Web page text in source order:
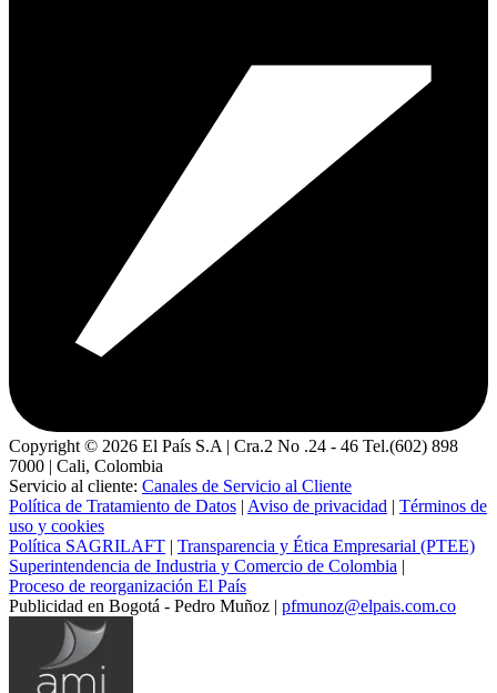
Copyright © 2026 El País S.A | Cra.2 No .24 - 46 Tel.(602) 898
7000 | Cali, Colombia
Servicio al cliente: Canales de Servicio al Cliente
Política de Tratamiento de Datos | Aviso de privacidad | Términos de
uso y cookies
Política SAGRILAFT | Transparencia y Ética Empresarial (PTEE)
Superintendencia de Industria y Comercio de Colombia |
Proceso de reorganización El País
Publicidad en Bogotá - Pedro Muñoz | pfmunoz@elpais.com.co